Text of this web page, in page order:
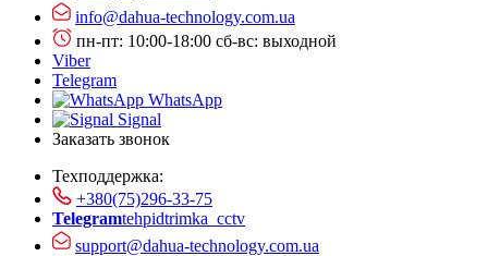
info@dahua-technology.com.ua
пн-пт: 10:00-18:00 сб-вс: выходной
Viber
Telegram
WhatsApp
Signal
Заказать звонок
Техподдержка:
+380(75)296-33-75
Telegramtehpidtrimka_cctv
support@dahua-technology.com.ua